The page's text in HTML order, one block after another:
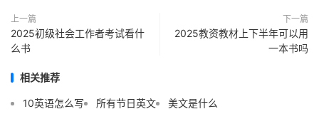
上一篇
2025初级社会工作者考试看什
么书
下一篇
2025教资教材上下半年可以用
一本书吗
相关推荐
10英语怎么写 所有节日英文
美文是什么